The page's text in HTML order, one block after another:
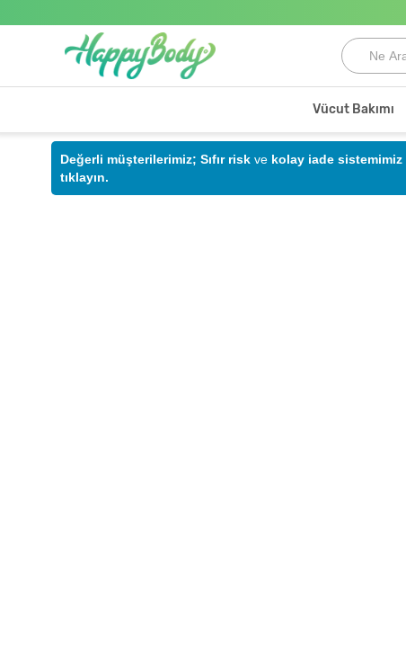
Vücut Bakımı
Değerli müşterilerimiz; Sıfır risk ve kolay iade sistemimiz
tıklayın.